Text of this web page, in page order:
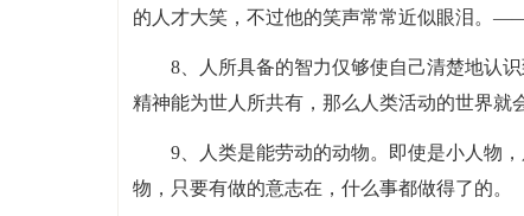
的人才大笑，不过他的笑声常常近似眼泪。
8、人所具备的智力仅够使自己清楚地认
精神能为世人所共有，那么人类活动的世界就
9、人类是能劳动的动物。即使是小人物
物，只要有做的意志在，什么事都做得了的。